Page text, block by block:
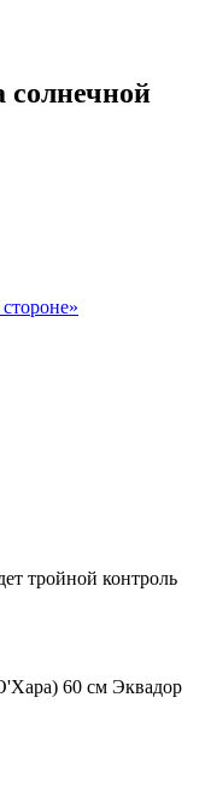
солнечной
тройной контроль
60 см Эквадор